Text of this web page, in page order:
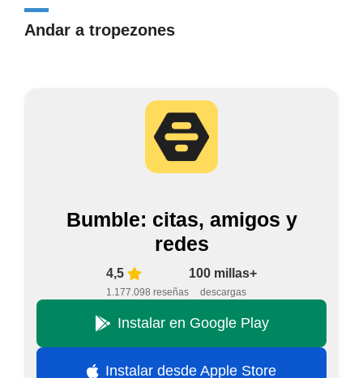
Andar a tropezones
Bumble: citas, amigos y
redes
4,5
1.177.098 reseñas
100 millas+
descargas
Instalar en Google Play
Instalar desde Apple Store